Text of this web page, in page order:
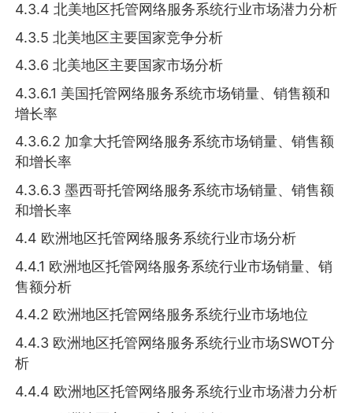
4.3.4 北美地区托管网络服务系统行业市场潜力分析
4.3.5 北美地区主要国家竞争分析
4.3.6 北美地区主要国家市场分析
4.3.6.1 美国托管网络服务系统市场销量、销售额和
增长率
4.3.6.2 加拿大托管网络服务系统市场销量、销售额
和增长率
4.3.6.3 墨西哥托管网络服务系统市场销量、销售额
和增长率
4.4 欧洲地区托管网络服务系统行业市场分析
4.4.1 欧洲地区托管网络服务系统行业市场销量、销
售额分析
4.4.2 欧洲地区托管网络服务系统行业市场地位
4.4.3 欧洲地区托管网络服务系统行业市场SWOT分
析
4.4.4 欧洲地区托管网络服务系统行业市场潜力分析